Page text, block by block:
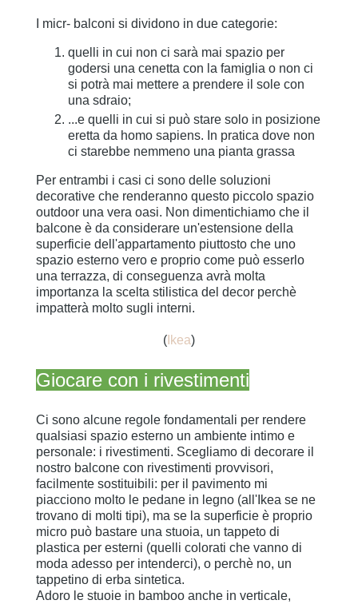
I micr- balconi si dividono in due categorie:
quelli in cui non ci sarà mai spazio per
godersi una cenetta con la famiglia o non ci
si potrà mai mettere a prendere il sole con
una sdraio;
...e quelli in cui si può stare solo in posizione
eretta da homo sapiens. In pratica dove non
ci starebbe nemmeno una pianta grassa
Per entrambi i casi ci sono delle soluzioni
decorative che renderanno questo piccolo spazio
outdoor una vera oasi. Non dimentichiamo che il
balcone è da considerare un'estensione della
superficie dell'appartamento piuttosto che uno
spazio esterno vero e proprio come può esserlo
una terrazza, di conseguenza avrà molta
importanza la scelta stilistica del decor perchè
impatterà molto sugli interni.
( Ikea)
Giocare con i rivestimenti
Ci sono alcune regole fondamentali per rendere
qualsiasi spazio esterno un ambiente intimo e
personale: i rivestimenti. Scegliamo di decorare il
nostro balcone con rivestimenti provvisori,
facilmente sostituibili: per il pavimento mi
piacciono molto le pedane in legno (all'Ikea se ne
trovano di molti tipi), ma se la superficie è proprio
micro può bastare una stuoia, un tappeto di
plastica per esterni (quelli colorati che vanno di
moda adesso per intenderci), o perchè no, un
tappetino di erba sintetica.
Adoro le stuoie in bamboo anche in verticale,